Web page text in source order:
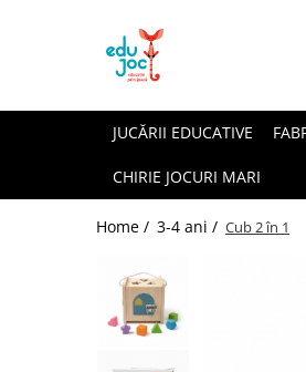
Alege Vârsta
JUCĂRII EDUCATIVE
CHIRIE JOCURI MARI
Home / 3-4 ani / Cub 2 în 1